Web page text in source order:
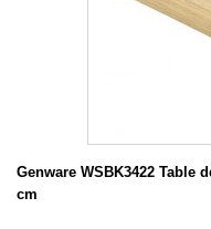
Genware WSBK3422 Table
cm